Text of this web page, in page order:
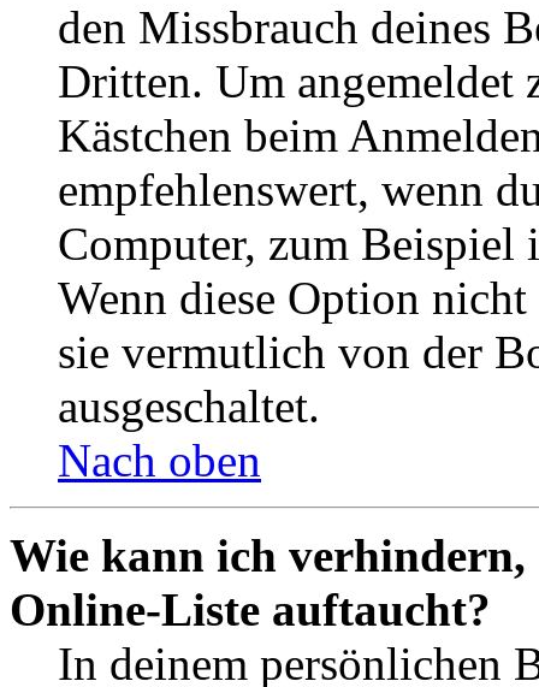
den Missbrauch deines
Dritten. Um angemeldet
Kästchen beim
empfehlenswert, wenn
Computer, zum Beispiel
Wenn diese Option
sie vermutlich von der
ausgeschaltet.
Nach oben
Wie kann ich verhindern,
Online-Liste auftaucht?
In deinem persönlichen